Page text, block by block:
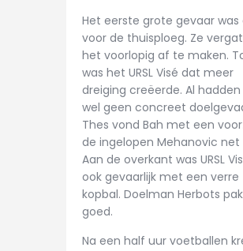
Het eerste grote gevaar was
voor de thuisploeg. Ze
het voorlopig af te maken.
was het URSL Visé dat meer
dreiging creëerde. Al hadden
wel geen concreet
Thes vond Bah met een
de ingelopen Mehanovic net
Aan de overkant was URSL
ook gevaarlijk met een verre
kopbal. Doelman Herbots
goed.
Na een half uur voetballen